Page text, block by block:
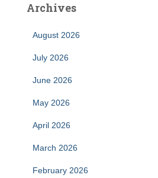
Archives
August 2026
July 2026
June 2026
May 2026
April 2026
March 2026
February 2026